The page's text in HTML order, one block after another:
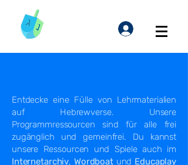
Entdecke eine Fülle von Lehrmaterialien
auf Hebrewverse. Unsere
Programmressourcen sind für alle frei
zugänglich und gemeinfrei. Du kannst
unsere Ressourcen und Spiele auch im
Internetarchiv, Wordboatund Educaplay